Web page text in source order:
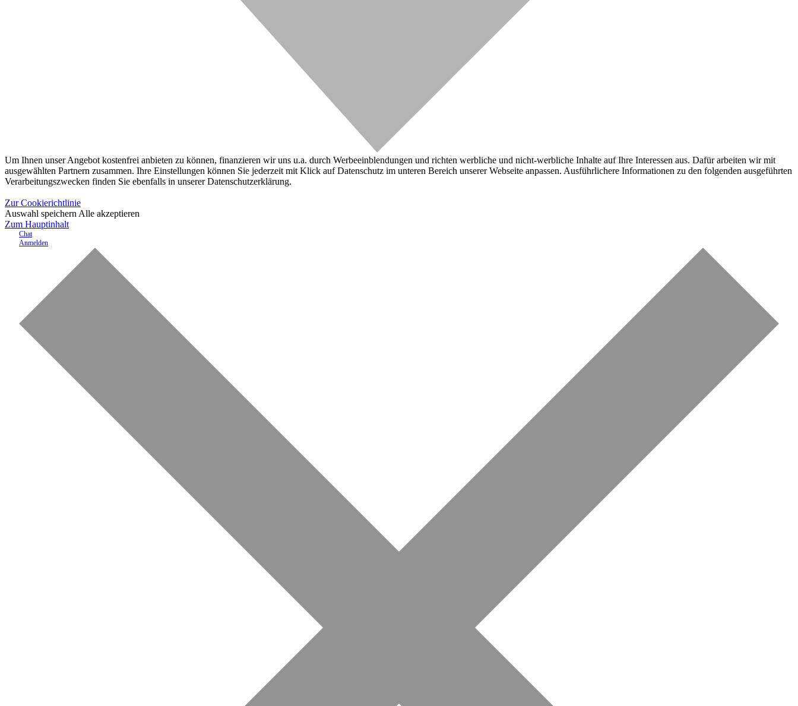
Um Ihnen unser Angebot kostenfrei anbieten zu können, finanzieren wir uns u.a. durch Werbeeinblendungen und richten werbliche und nicht-werbliche Inhalte auf Ihre Interessen aus. Dafür arbeiten wir mit
ausgewählten Partnern zusammen. Ihre Einstellungen können Sie jederzeit mit Klick auf Datenschutz im unteren Bereich unserer Webseite anpassen. Ausführlichere Informationen zu den folgenden ausgeführten
Verarbeitungszwecken finden Sie ebenfalls in unserer Datenschutzerklärung.
Zur Cookierichtlinie
Auswahl speichern Alle akzeptieren
Zum Hauptinhalt
Chat
Anmelden